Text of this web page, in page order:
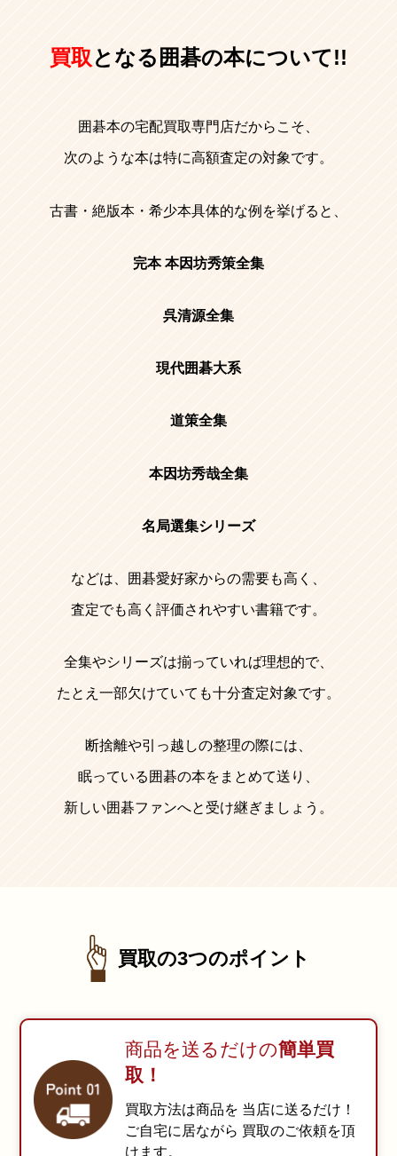
買取 となる囲碁の本について!!
囲碁本の宅配買取専門店だからこそ、
次のような本は特に高額査定の対象です。
古書・絶版本・希少本具体的な例を挙げると、
完本 本因坊秀策全集
呉清源全集
現代囲碁大系
道策全集
本因坊秀哉全集
名局選集シリーズ
などは、囲碁愛好家からの需要も高く、
査定でも高く評価されやすい書籍です。
全集やシリーズは揃っていれば理想的で、
たとえ一部欠けていても十分査定対象です。
断捨離や引っ越しの整理の際には、
眠っている囲碁の本をまとめて送り、
新しい囲碁ファンへと受け継ぎましょう。
買取の3つのポイント
商品を送るだけの簡単買
取！
買取方法は商品を 当店に送るだけ！
ご自宅に居ながら 買取のご依頼を頂
けます。